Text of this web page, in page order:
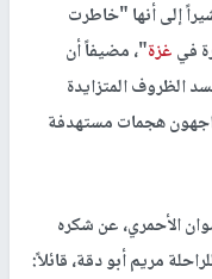
إلى أنها "خاطرت
فيغزة"، مضيفاً أن
الظروف المتزايدة
هجمات مستهدفة
الأحمري، عن شكره
مريم أبو دقة، قائلاً: